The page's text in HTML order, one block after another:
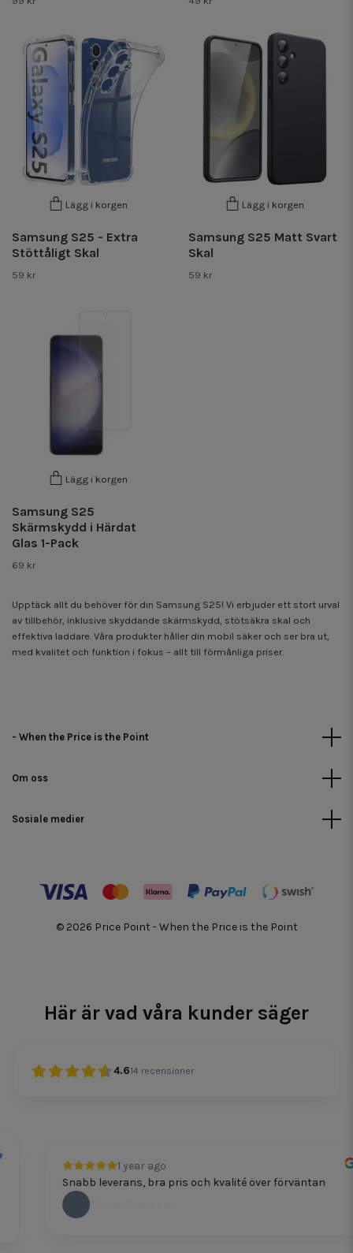
Lägg i korgen
Samsung S25 - Extra
Stöttåligt Skal
59 kr
Lägg i korgen
Samsung S25 Matt Svart
Skal
59 kr
Lägg i korgen
Samsung S25
Skärmskydd i Härdat
Glas 1-Pack
69 kr
Upptäck allt du behöver för din Samsung S25! Vi erbjuder ett stort urval
av tillbehör, inklusive skyddande skärmskydd, stötsäkra skal och
effektiva laddare. Våra produkter håller din mobil säker och ser bra ut,
med kvalitet och funktion i fokus – allt till förmånliga priser.
- When the Price is the Point
Om oss
Sosiale medier
© 2026 Price Point - When the Price is the Point
Här är vad våra kunder säger
4.614 recensioner
1 year ago
Snabb leverans, bra pris och kvalité över förväntan
Oscar Svensson